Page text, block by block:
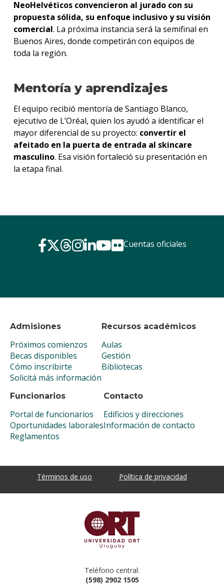
NeoHelvéticos convencieron al jurado con su
propuesta sólida, su enfoque inclusivo y su visión
comercial. La próxima instancia será la semifinal en
Buenos Aires, donde competirán con equipos de
toda la región.
Mentoría y aprendizajes
El equipo recibió mentoría de Santiago Blanco,
ejecutivo de L’Oréal, quien los ayudó a identificar el
mayor diferencial de su proyecto: convertir el
afeitado en la puerta de entrada al skincare
masculino. Esa visión fortaleció su presentación en
la etapa final.
Admisiones
Próximos comienzos
Becas disponibles
Cómo inscribirte
Solicitá más información
Recursos académicos
Aulas
Gestión
Bibliotecas
Funcionarios
Portal de funcionarios
Oportunidades laborales
Reglamentos
Contacto
Edificios y direcciones
Información de contacto
Cuentas oficiales
Términos de uso Política de privacidad
Teléfono central:
(598) 2902 1505